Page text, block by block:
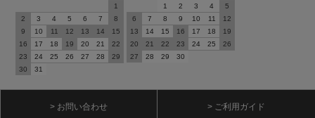
1
2
3 4 5 6 7
8
9
10 11 12 13 14
15
16
17 18 19 20 21
22
23
24 25 26 27 28
29
30
31
1
2 3 4
5
6
7 8 9 10 11
12
13
14 15 16 17 18
19
20
21 22 23 24 25
26
27
28 29 30
> お問い合わせ > ご利用ガイド